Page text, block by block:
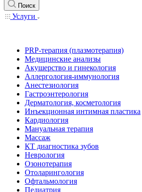
Поиск
Услуги
PRP-терапия (плазмотерапия)
Медицинские анализы
Акушерство и гинекология
Аллергология-иммунология
Анестезиология
Гастроэнтерология
Дерматология, косметология
Инъекционная интимная пластика
Кардиология
Мануальная терапия
Массаж
КТ диагностика зубов
Неврология
Озонотерапия
Отоларингология
Офтальмология
Педиатрия